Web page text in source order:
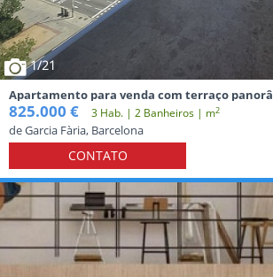
1/21
Apartamento para venda com terraço
Marítim, Barcelona.
825.000 € 3 Hab. | 2 Banheiros | m2
de Garcia Fària, Barcelona
CONTATO